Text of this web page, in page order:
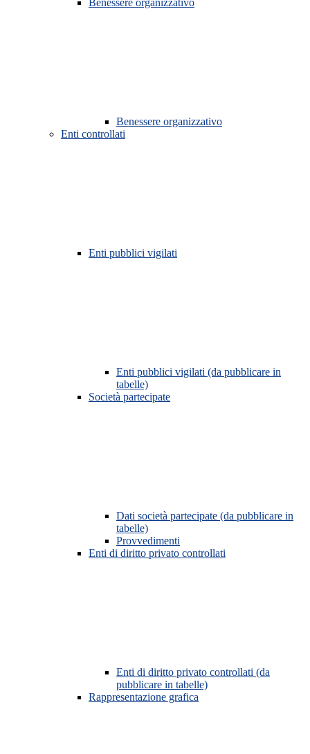
Benessere organizzativo
Benessere organizzativo
Enti controllati
Enti pubblici vigilati
Enti pubblici vigilati (da pubblicare in
tabelle)
Società partecipate
Dati società partecipate (da pubblicare in
tabelle)
Provvedimenti
Enti di diritto privato controllati
Enti di diritto privato controllati (da
pubblicare in tabelle)
Rappresentazione grafica